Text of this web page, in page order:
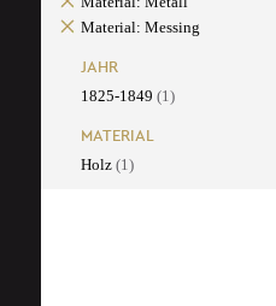
Material: Messing
JAHR
1825-1849 (1)
MATERIAL
Holz (1)